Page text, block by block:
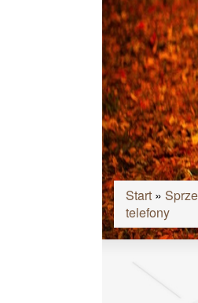
Start »
telefony